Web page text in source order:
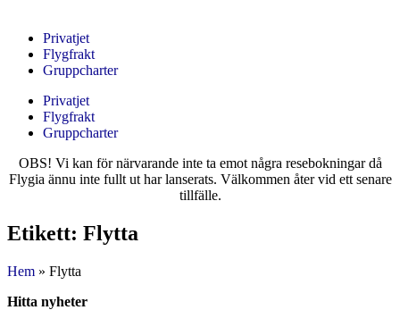
Privatjet
Flygfrakt
Gruppcharter
Privatjet
Flygfrakt
Gruppcharter
OBS! Vi kan för närvarande inte ta emot några resebokningar då
Flygia ännu inte fullt ut har lanserats. Välkommen åter vid ett senare
tillfälle.
Etikett: Flytta
Hem » Flytta
Hitta nyheter